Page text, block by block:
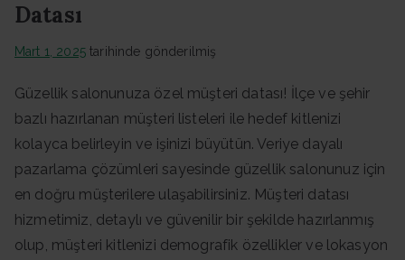
Datası
Mart 1, 2025tarihinde gönderilmiş
Güzellik salonunuza özel müşteri datası! İlçe ve şehir
bazlı hazırlanan müşteri listeleri ile hedef kitlenizi
kolayca belirleyin ve işinizi büyütün. Veriye dayalı
pazarlama çözümleri sayesinde güzellik salonunuz için
en doğru müşterilere ulaşabilirsiniz. Müşteri datası
hizmetimiz, detaylı ve güvenilir bir şekilde hazırlanmış
olup, müşteri kitlenizi demografik özellikler ve lokasyon